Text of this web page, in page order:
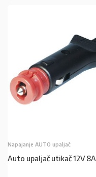
Napajanje AUTO upaljač
Auto upaljač utikač 12V 8A